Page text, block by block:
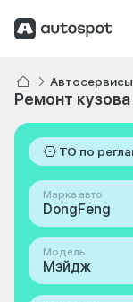
Автосервисы
Ремонт
ТО по
Марка авто
DongFeng
Модель
Мэйдж